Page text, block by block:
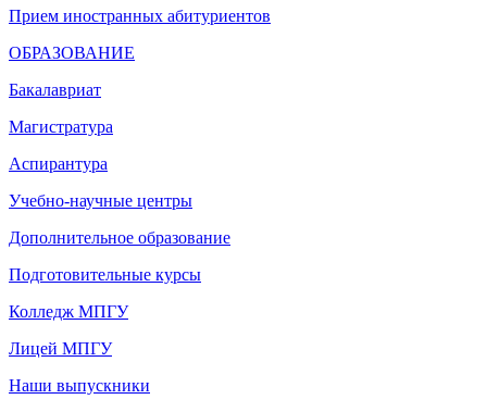
Прием иностранных абитуриентов
ОБРАЗОВАНИЕ
Бакалавриат
Магистратура
Аспирантура
Учебно-научные центры
Дополнительное образование
Подготовительные курсы
Колледж МПГУ
Лицей МПГУ
Наши выпускники